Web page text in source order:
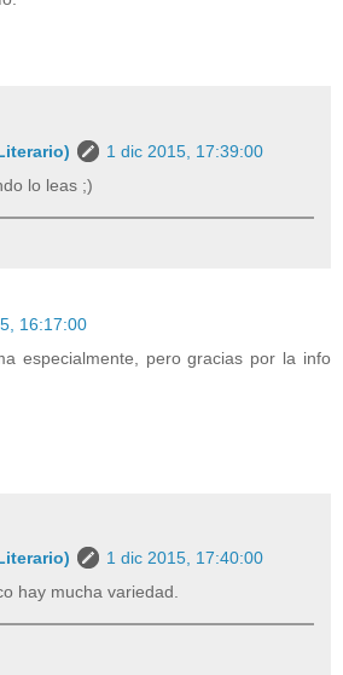
1 dic 2015, 17:39:00
lo leas ;)
16:17:00
especialmente, pero gracias por la info
1 dic 2015, 17:40:00
hay mucha variedad.